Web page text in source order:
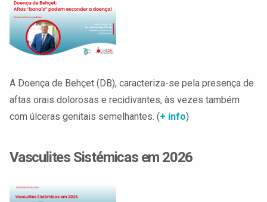
A Doença de Behçet (DB), caracteriza-se pela presença de
aftas orais dolorosas e recidivantes, às vezes também
com úlceras genitais semelhantes. (+ info)
Vasculites Sistémicas em 2026